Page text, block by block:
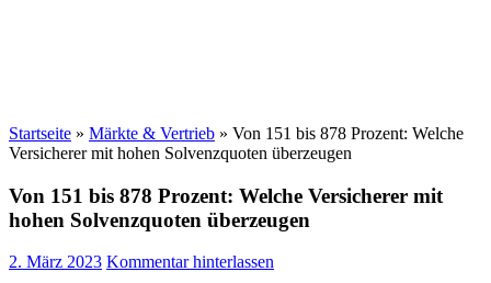
Startseite » Märkte & Vertrieb » Von 151 bis 878 Prozent: Welche
Versicherer mit hohen Solvenzquoten überzeugen
Von 151 bis 878 Prozent: Welche Versicherer mit
hohen Solvenzquoten überzeugen
2. März 2023 Kommentar hinterlassen